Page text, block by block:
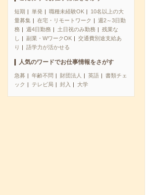
短期 単発 職種未経験OK
10名以上の大
量募集
在宅・リモートワーク
週2～3日勤
務
週4日勤務 土日祝のみ勤務
残業な
し
副業・WワークOK
交通費別途支給あ
り
語学力が活かせる
人気のワードでお仕事情報をさがす
急募 年齢不問 財団法人 英語
書類チェ
ック
テレビ局 封入 大学